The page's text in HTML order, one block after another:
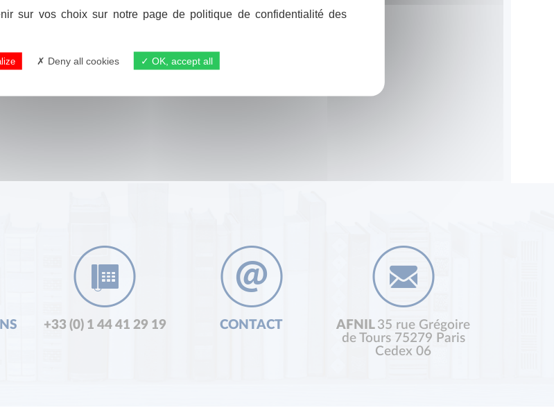
+33 (0) 1 44 41 29 19 CONTACT AFNIL 35 rue Grégoire
de Tours 75279 Paris
Cedex 06
sur vos choix sur notre page de politique de confidentialité des
Deny all cookies OK, accept all